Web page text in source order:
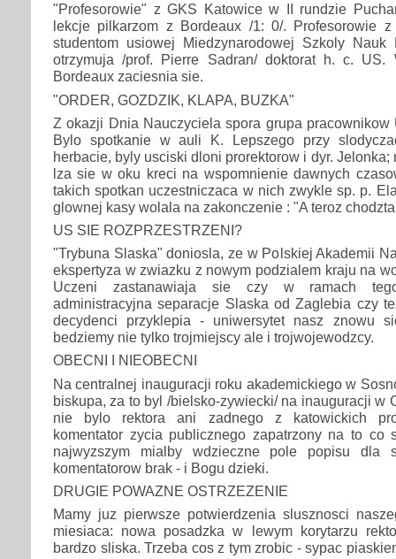
"Profesorowie" z GKS Katowice w II rundzie
lekcje pilkarzom z Bordeaux /1: 0/. Profesorowie
studentom usiowej Miedzynarodowej Szkoly Nauk
otrzymuja /prof. Pierre Sadran/ doktorat h. c. US.
Bordeaux zaciesnia sie.
"ORDER, GOZDZIK, KLAPA, BUZKA"
Z okazji Dnia Nauczyciela spora grupa pracownikow
Bylo spotkanie w auli K. Lepszego przy
herbacie, byly usciski dloni prorektorow i dyr. Jelonka;
lza sie w oku kreci na wspomnienie dawnych
takich spotkan uczestniczaca w nich zwykle sp. p.
glownej kasy wolala na zakonczenie : "A teroz
US SIE ROZPRZESTRZENI?
"Trybuna Slaska" doniosla, ze w Polskiej Akademii
ekspertyza w zwiazku z nowym podzialem kraju na
Uczeni zastanawiaja sie czy w ramach
administracyjna separacje Slaska od Zaglebia czy
decydenci przyklepia - uniwersytet nasz znowu
bedziemy nie tylko trojmiejscy ale i trojwojewodzcy.
OBECNI I NIEOBECNI
Na centralnej inauguracji roku akademickiego w
biskupa, za to byl /bielsko-zywiecki/ na inauguracji w
nie bylo rektora ani zadnego z katowickich
komentator zycia publicznego zapatrzony na to co
najwyzszym mialby wdzieczne pole popisu dla
komentatorow brak - i Bogu dzieki.
DRUGIE POWAZNE OSTRZEZENIE
Mamy juz pierwsze potwierdzenia slusznosci
miesiaca: nowa posadzka w lewym korytarzu
bardzo sliska. Trzeba cos z tym zrobic - sypac